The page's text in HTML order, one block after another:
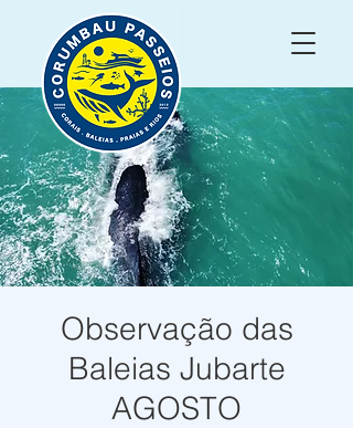
Observação das
Baleias Jubarte
AGOSTO